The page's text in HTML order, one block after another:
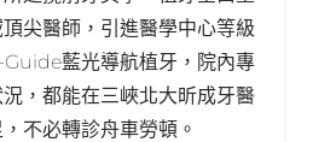
尖醫師，引進醫學中心等級
藍光導航植牙，院內專
，都能在三峽北大昕成牙醫
不必轉診舟車勞頓。